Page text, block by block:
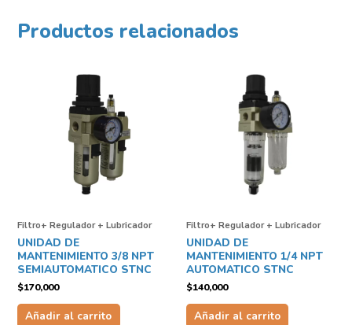
Productos relacionados
Filtro+ Regulador + Lubricador
UNIDAD DE
MANTENIMIENTO 3/8 NPT
SEMIAUTOMATICO STNC
$170,000
Añadir al carrito
Filtro+ Regulador + Lubricador
UNIDAD DE
MANTENIMIENTO 1/4 NPT
AUTOMATICO STNC
$140,000
Añadir al carrito